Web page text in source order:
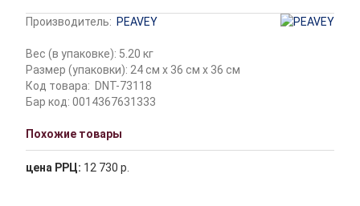
Производитель: PEAVEY
Вес (в упаковке): 5.20 кг
Размер (упаковки): 24 см x 36 см x 36 см
Код товара: DNT-73118
Бар код: 0014367631333
Похожие товары
цена РРЦ: 12 730 р.